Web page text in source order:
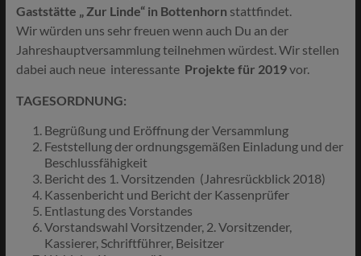
Gaststätte „ Zur Linde“ in Bottenhorn stattfindet.
Wir würden uns sehr freuen wenn auch Du an der
Jahreshauptversammlung teilnehmen würdest. Wir stellen
dabei auch neue interessante Projekte für 2019vor.
TAGESORDNUNG:
Begrüßung und Eröffnung der Versammlung
Feststellung der ordnungsgemäßen Einladung und der
Beschlussfähigkeit
Bericht des 1. Vorsitzenden (Jahresrückblick 2018)
Kassenbericht und Bericht der Kassenprüfer
Entlastung des Vorstandes
Vorstandswahl Vorsitzender, 2. Vorsitzender,
Kassierer, Schriftführer, Beisitzer